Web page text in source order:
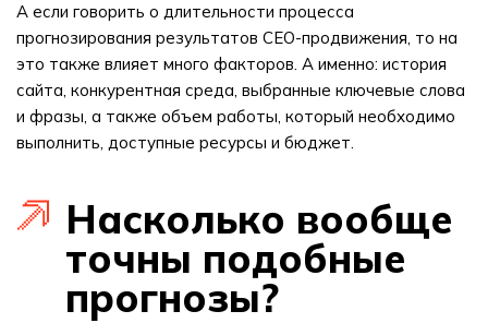
А если говорить о длительности процесса
прогнозирования результатов СЕО-продвижения, то на
это также влияет много факторов. А именно: история
сайта, конкурентная среда, выбранные ключевые слова
и фразы, а также объем работы, который необходимо
выполнить, доступные ресурсы и бюджет.
Насколько вообще
точны подобные
прогнозы?